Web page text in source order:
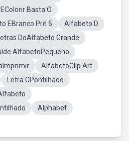
Basta O
EBranco Pré 5
Alfabeto D
Letras DoAlfabeto Grande
AlfabetoPequeno
AlfabetoClip Art
Letra CPontilhado
Alphabet